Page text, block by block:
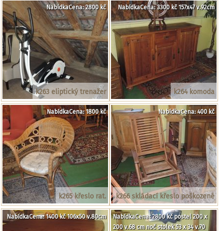
k263 eliptický trenažer
NabídkaCena: 2800 kč
k264 komoda
NabídkaCena: 3300 kč 157x47 v.92cm
k265 křeslo rat.
NabídkaCena: 1800 kč
k266 skládací křeslo poškozené
NabídkaCena: 400 kč
NabídkaCena: 1400 kč 106x50 v.80cm
NabídkaCena: 2800 kč postel 200 x
200 v.68 cm noč stolek 53 x 34 v.70